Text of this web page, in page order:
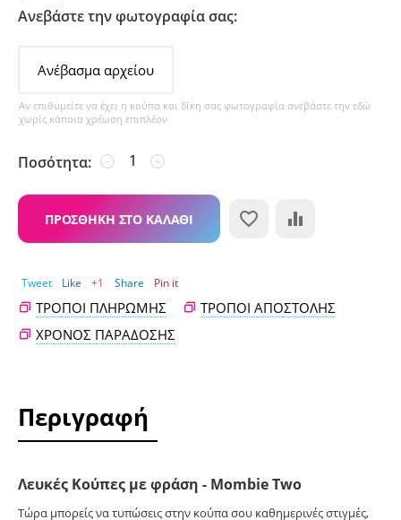
Ανεβάστε την φωτογραφία σας:
Ανέβασμα αρχείου
Αν επιθυμείτε να έχει η κούπα και δίκη σας φωτογραφία ανεβάστε την εδώ
χωρίς κάποια χρέωση επιπλέον
Ποσότητα: +
−
ΠΡΟΣΘΉΚΗ ΣΤΟ ΚΑΛΆΘΙ
Tweet Like +1 Share Pin it
ΤΡΌΠΟΙ ΠΛΗΡΩΜΉΣ
ΤΡΌΠΟΙ ΑΠΟΣΤΟΛΉΣ
ΧΡΌΝΟΣ ΠΑΡΆΔΟΣΗΣ
Περιγραφή
Λευκές Κούπες με φράση - Mombie Two
Τώρα μπορείς να τυπώσεις στην κούπα σου καθημερινές στιγμές,